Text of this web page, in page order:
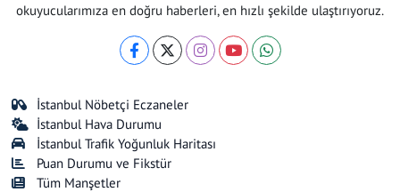
okuyucularımıza en doğru haberleri, en hızlı şekilde ulaştırıyoruz.
İstanbul Nöbetçi Eczaneler
İstanbul Hava Durumu
İstanbul Trafik Yoğunluk Haritası
Puan Durumu ve Fikstür
Tüm Manşetler